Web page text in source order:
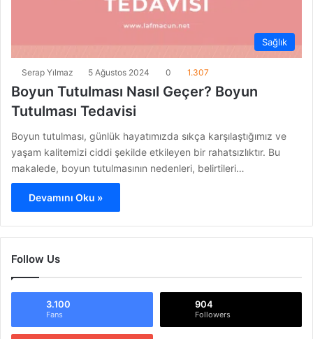
Sağlık
Serap Yılmaz 5 Ağustos 2024 0 1.307
Boyun Tutulması Nasıl Geçer? Boyun
Tutulması Tedavisi
Boyun tutulması, günlük hayatımızda sıkça karşılaştığımız ve
yaşam kalitemizi ciddi şekilde etkileyen bir rahatsızlıktır. Bu
makalede, boyun tutulmasının nedenleri, belirtileri…
Devamını Oku »
Follow Us
3.100
Fans
904
Followers